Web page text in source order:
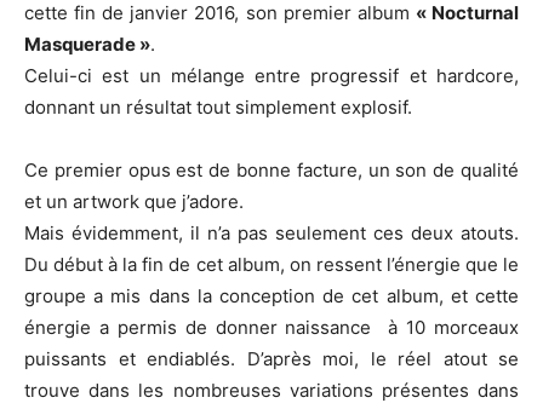
cette fin de janvier 2016, son premier album « Nocturnal
Masquerade ».
Celui-ci est un mélange entre progressif et hardcore,
donnant un résultat tout simplement explosif.
Ce premier opus est de bonne facture, un son de qualité
et un artwork que j’adore.
Mais évidemment, il n’a pas seulement ces deux atouts.
Du début à la fin de cet album, on ressent l’énergie que le
groupe a mis dans la conception de cet album, et cette
énergie a permis de donner naissance à 10 morceaux
puissants et endiablés. D’après moi, le réel atout se
trouve dans les nombreuses variations présentes dans